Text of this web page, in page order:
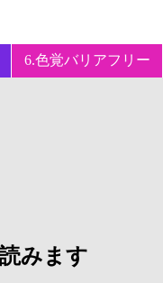
6.色覚バリアフリー
みます